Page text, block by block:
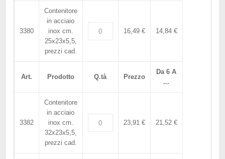
3380
Contenitore
in acciaio
inox cm.
25x23x5,5,
prezzi cad.
16,49 € 14,84 €
Art. Prodotto Q.tà Prezzo
Da 6 A
...
3382
Contenitore
in acciaio
inox cm.
32x23x5,5,
prezzi cad.
23,91 € 21,52 €